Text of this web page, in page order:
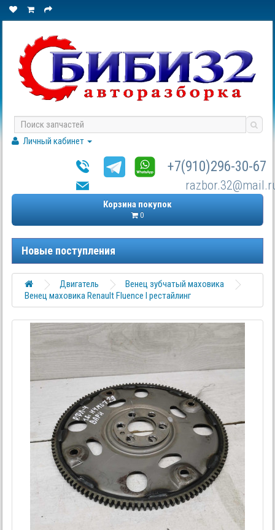
Личный кабинет
+7(910)296-30-67
Корзина покупок
0
Новые поступления
Двигатель
Венец зубчатый маховика
Венец маховика Renault Fluence I рестайлинг